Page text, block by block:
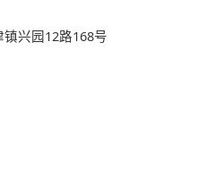
兴园12路168号